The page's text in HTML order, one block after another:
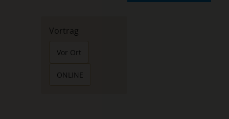
Vortrag
Vor Ort
ONLINE